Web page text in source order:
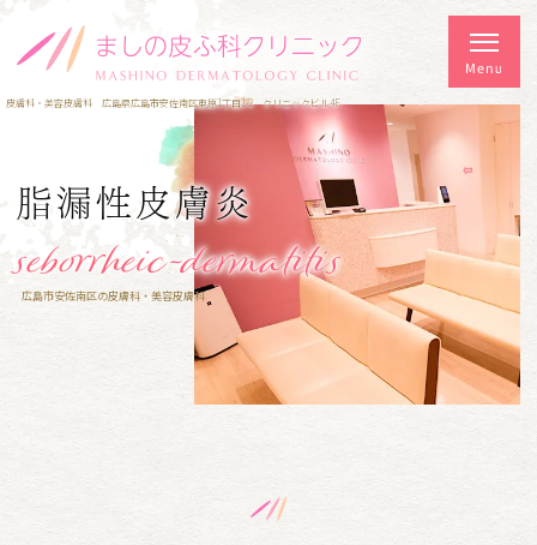
皮膚科・美容皮膚科 広島県広島市安佐南区東原1丁目1-2 クリニックビル4F
脂漏性皮膚炎
seborrheic-dermatitis
広島市安佐南区の皮膚科・美容皮膚科